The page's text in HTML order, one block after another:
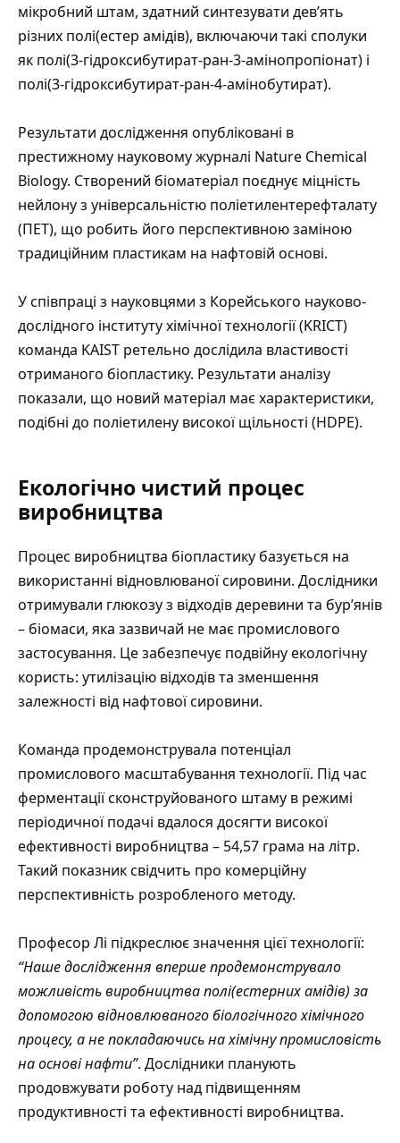
мікробний штам, здатний синтезувати дев’ять
різних полі(естер амідів), включаючи такі сполуки
як полі(3-гідроксибутират-ран-3-амінопропіонат) і
полі(3-гідроксибутират-ран-4-амінобутират).
Результати дослідження опубліковані в
престижному науковому журналі Nature Chemical
Biology. Створений біоматеріал поєднує міцність
нейлону з універсальністю поліетилентерефталату
(ПЕТ), що робить його перспективною заміною
традиційним пластикам на нафтовій основі.
У співпраці з науковцями з Корейського науково-
дослідного інституту хімічної технології (KRICT)
команда KAIST ретельно дослідила властивості
отриманого біопластику. Результати аналізу
показали, що новий матеріал має характеристики,
подібні до поліетилену високої щільності (HDPE).
Екологічно чистий процес
виробництва
Процес виробництва біопластику базується на
використанні відновлюваної сировини. Дослідники
отримували глюкозу з відходів деревини та бур’янів
– біомаси, яка зазвичай не має промислового
застосування. Це забезпечує подвійну екологічну
користь: утилізацію відходів та зменшення
залежності від нафтової сировини.
Команда продемонструвала потенціал
промислового масштабування технології. Під час
ферментації сконструйованого штаму в режимі
періодичної подачі вдалося досягти високої
ефективності виробництва – 54,57 грама на літр.
Такий показник свідчить про комерційну
перспективність розробленого методу.
Професор Лі підкреслює значення цієї технології:
“Наше дослідження вперше продемонструвало
можливість виробництва полі(естерних амідів) за
допомогою відновлюваного біологічного хімічного
процесу, а не покладаючись на хімічну промисловість
на основі нафти”. Дослідники планують
продовжувати роботу над підвищенням
продуктивності та ефективності виробництва.